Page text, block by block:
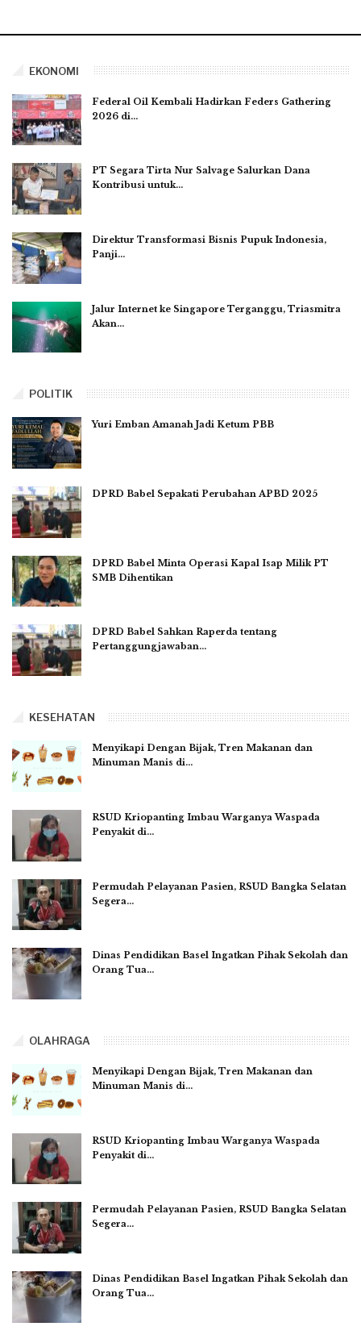
EKONOMI
Federal Oil Kembali Hadirkan Feders Gathering
2026 di…
PT Segara Tirta Nur Salvage Salurkan Dana
Kontribusi untuk…
Direktur Transformasi Bisnis Pupuk Indonesia,
Panji…
Jalur Internet ke Singapore Terganggu, Triasmitra
Akan…
POLITIK
Yuri Emban Amanah Jadi Ketum PBB
DPRD Babel Sepakati Perubahan APBD 2025
DPRD Babel Minta Operasi Kapal Isap Milik PT
SMB Dihentikan
DPRD Babel Sahkan Raperda tentang
Pertanggungjawaban…
KESEHATAN
Menyikapi Dengan Bijak, Tren Makanan dan
Minuman Manis di…
RSUD Kriopanting Imbau Warganya Waspada
Penyakit di…
Permudah Pelayanan Pasien, RSUD Bangka Selatan
Segera…
Dinas Pendidikan Basel Ingatkan Pihak Sekolah dan
Orang Tua…
OLAHRAGA
Menyikapi Dengan Bijak, Tren Makanan dan
Minuman Manis di…
RSUD Kriopanting Imbau Warganya Waspada
Penyakit di…
Permudah Pelayanan Pasien, RSUD Bangka Selatan
Segera…
Dinas Pendidikan Basel Ingatkan Pihak Sekolah dan
Orang Tua…